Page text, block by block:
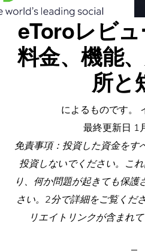
ス
eToroレビュ
料金、機能
所と
によるものです。
最終更新日 1
免責事項：投資した資金をす
投資しないでください。こ
り、何か問題が起きても保護
さい。2分で詳細をご覧くだ
リエイトリンクが含まれ